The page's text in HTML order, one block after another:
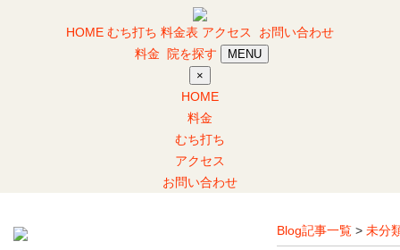
HOME むち打ち 料金表 アクセス
お問い合わせ
料金
院を探す
MENU
×
HOME
料金
むち打ち
アクセス
お問い合わせ
Blog記事一覧 > 未分